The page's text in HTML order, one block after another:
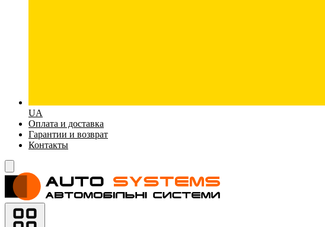
UA
Оплата и доставка
Гарантии и возврат
Контакты